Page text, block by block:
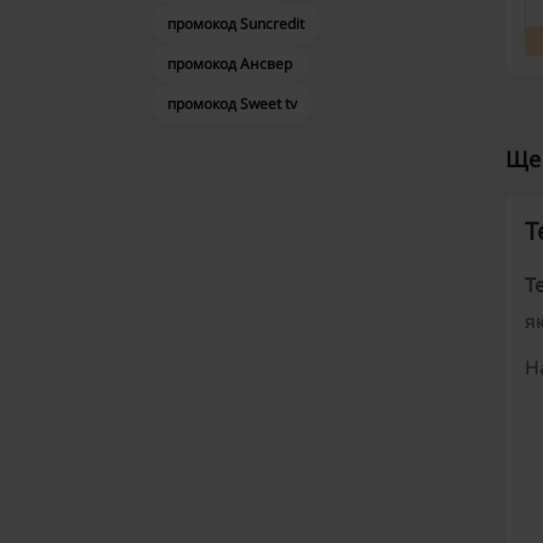
промокод Suncredit
промокод Ансвер
промокод Sweet tv
Ще